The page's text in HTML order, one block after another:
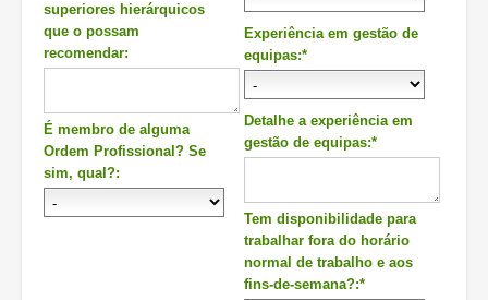
superiores hierárquicos
que o possam
recomendar:
É membro de alguma
Ordem Profissional? Se
sim, qual?:
Experiência em gestão de
equipas:*
Detalhe a experiência em
gestão de equipas:*
Tem disponibilidade para
trabalhar fora do horário
normal de trabalho e aos
fins-de-semana?:*